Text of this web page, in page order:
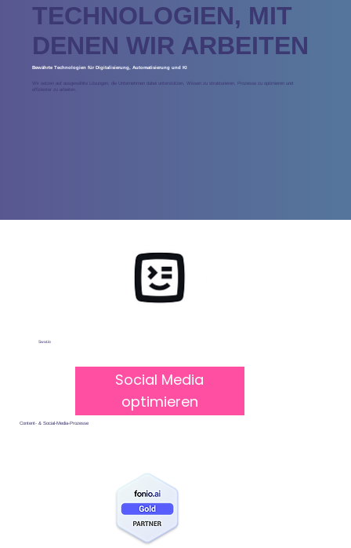
TECHNOLOGIEN, MIT
DENEN WIR ARBEITEN
Bewährte Technologien für Digitalisierung, Automatisierung und KI
Wir setzen auf ausgewählte Lösungen, die Unternehmen dabei unterstützen, Wissen zu strukturieren, Prozesse zu optimieren und
effizienter zu arbeiten.
Swat.io
Social Media
optimieren
Content- & Social-Media-Prozesse